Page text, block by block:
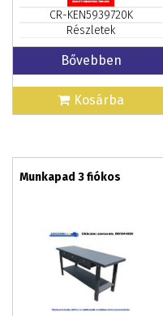
CR-KEN5939720K
Részletek
Bővebben
Kosárba
Munkapad 3 fiókos